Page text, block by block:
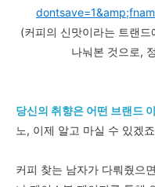
(커피의 신맛이라는 트랜
나눠본 것으로,
당신의 취향은 어떤 브랜드
노, 이제 알고 마실 수 있겠
커피 찾는 남자가 다뤄줬으